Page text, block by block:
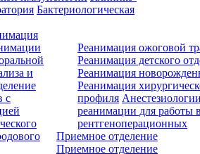
Бактериологическая
и
с
Реанимация ожоговой
Реанимация детского
Реанимация
Реанимация
профиля
реанимации для работы
рентгеноперационных
Приемное отделение
Приемное отделение